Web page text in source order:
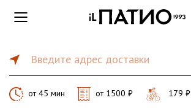
Введите адрес доставки
от 45 мин от 1500 ₽ 179 ₽